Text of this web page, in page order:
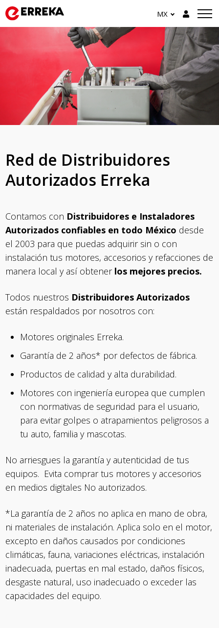
MX
Red de Distribuidores
Autorizados Erreka
Contamos con Distribuidores e Instaladores
Autorizados confiables en todo México desde
el 2003 para que puedas adquirir sin o con
instalación tus motores, accesorios y refacciones de
manera local y así obtenerlos mejores precios.
Todos nuestros Distribuidores Autorizados
están respaldados por nosotros con:
Motores originales Erreka.
Garantía de 2 años* por defectos de fábrica.
Productos de calidad y alta durabilidad.
Motores con ingeniería europea que cumplen
con normativas de seguridad para el usuario,
para evitar golpes o atrapamientos peligrosos a
tu auto, familia y mascotas.
No arriesgues la garantía y autenticidad de tus
equipos. Evita comprar tus motores y accesorios
en medios digitales No autorizados.
*La garantía de 2 años no aplica en mano de obra,
ni materiales de instalación. Aplica solo en el motor,
excepto en daños causados por condiciones
climáticas, fauna, variaciones eléctricas, instalación
inadecuada, puertas en mal estado, daños físicos,
desgaste natural, uso inadecuado o exceder las
capacidades del equipo.